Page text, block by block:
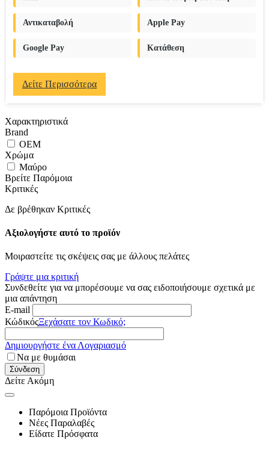
Αντικαταβολή Apple Pay
Google Pay Κατάθεση
Δείτε Περισσότερα
Χαρακτηριστικά
Brand
OEM
Χρώμα
Μαύρο
Βρείτε Παρόμοια
Κριτικές
Δε βρέθηκαν Κριτικές
Αξιολογήστε αυτό το προϊόν
Μοιραστείτε τις σκέψεις σας με άλλους πελάτες
Γράψτε μια κριτική
Συνδεθείτε για να μπορέσουμε να σας ειδοποιήσουμε σχετικά με
μια απάντηση
E-mail
ΚώδικόςΞεχάσατε τον Κωδικό;
Δημιουργήστε ένα Λογαριασμό
Να με θυμάσαι
Σύνδεση
Δείτε Ακόμη
Παρόμοια Προϊόντα
Νέες Παραλαβές
Είδατε Πρόσφατα